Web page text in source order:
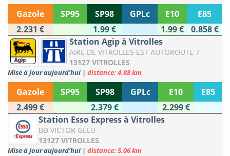
Gazole SP95 SP98 GPLc E10
E85
2.231 €
1.99 € 1.99 €
0.858 €
Station Agip à Vitrolles
AIRE DE VITROLLES EST AUTOROUTE 7
13127 VITROLLES
Mise à jour aujourd'hui | distance: 4.88 km
Gazole SP95 SP98 GPLc E10
E85
2.499 €
2.379 €
2.299 €
Station Esso Express à Vitrolles
BD VICTOR GELU
13127 VITROLLES
Mise à jour aujourd'hui | distance: 5.06 km